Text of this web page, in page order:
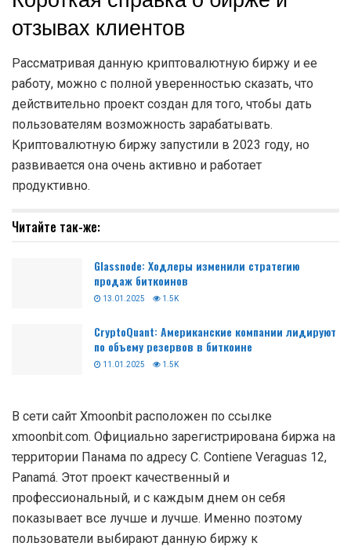
отзывах клиентов
Рассматривая данную криптовалютную биржу и ее
работу, можно с полной уверенностью сказать, что
действительно проект создан для того, чтобы дать
пользователям возможность зарабатывать.
Криптовалютную биржу запустили в 2023 году, но
развивается она очень активно и работает
продуктивно.
Читайте так-же:
Glassnode: Ходлеры изменили стратегию
продаж биткоинов
13.01.2025 1.5K
CryptoQuant: Американские компании лидируют
по объему резервов в биткоине
11.01.2025 1.5K
В сети сайт Xmoonbit расположен по ссылке
xmoonbit.com. Официально зарегистрирована биржа на
территории Панама по адресу C. Contiene Veraguas 12,
Panamá. Этот проект качественный и
профессиональный, и с каждым днем он себя
показывает все лучше и лучше. Именно поэтому
пользователи выбирают данную биржу к